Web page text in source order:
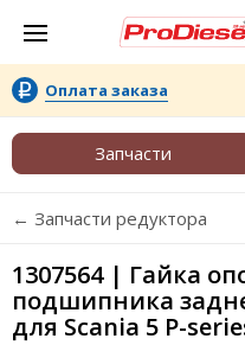
Оплата заказа
Запчасти
← Запчасти редуктора
1307564 | Гайка
подшипника
для Scania 5 P-